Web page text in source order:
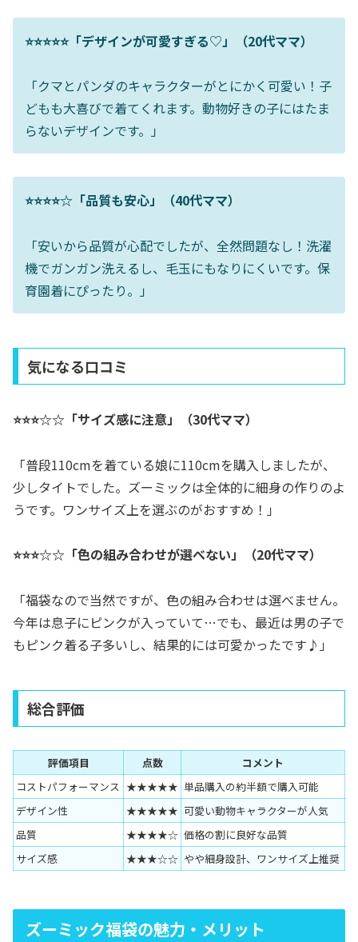
⭐⭐⭐⭐⭐「デザインが可愛すぎる♡」（20代ママ）
「クマとパンダのキャラクターがとにかく可愛い！子
どもも大喜びで着てくれます。動物好きの子にはたま
らないデザインです。」
⭐⭐⭐⭐☆「品質も安心」（40代ママ）
「安いから品質が心配でしたが、全然問題なし！洗濯
機でガンガン洗えるし、毛玉にもなりにくいです。保
育園着にぴったり。」
気になる口コミ
⭐⭐⭐☆☆「サイズ感に注意」（30代ママ）
「普段110cmを着ている娘に110cmを購入しましたが、
少しタイトでした。ズーミックは全体的に細身の作りのよ
うです。ワンサイズ上を選ぶのがおすすめ！」
⭐⭐⭐☆☆「色の組み合わせが選べない」（20代ママ）
「福袋なので当然ですが、色の組み合わせは選べません。
今年は息子にピンクが入っていて…でも、最近は男の子で
もピンク着る子多いし、結果的には可愛かったです♪」
総合評価
評価項目 点数
コメント
コストパフォーマンス ★★★★★ 単品購入の約半額で購入可能
デザイン性
★★★★★ 可愛い動物キャラクターが人気
品質
★★★★☆ 価格の割に良好な品質
サイズ感
★★★☆☆ やや細身設計、ワンサイズ上推奨
ズーミック福袋の魅力・メリット